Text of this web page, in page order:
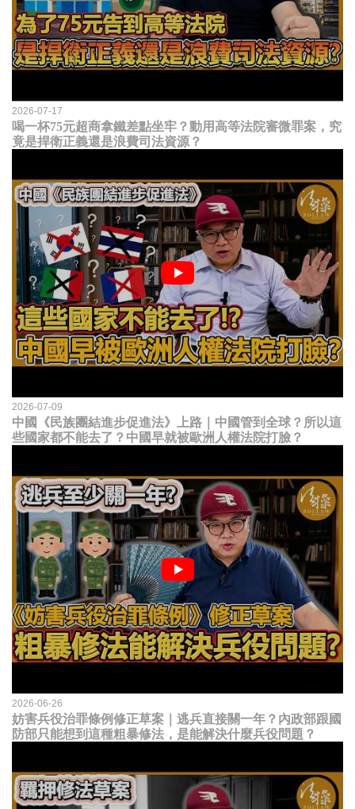
2026-07-17
喝一杯75元超商拿鐵差點坐牢？動用高等法院審微罪案，究
竟是捍衛正義還是浪費司法資源？
2026-07-09
中國《民族團結進步促進法》上路｜中國管到全球？所以這
些國家都不能去了？中國早就被歐洲人權法院打臉？
2026-06-26
妨害兵役治罪條例修正草案｜逃兵直接關一年？內政部跟國
防部只能想到這種粗暴修法，是能解決什麼兵役問題？